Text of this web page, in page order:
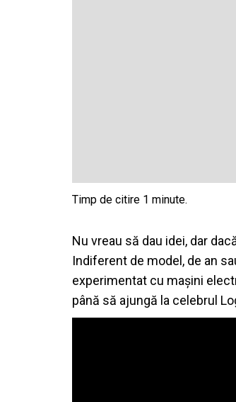
Nu vreau să dau idei, dar
Indiferent de model, de an
experimentat cu mașini
până să ajungă la celebrul